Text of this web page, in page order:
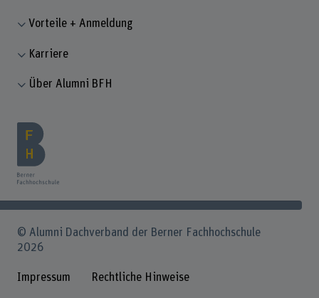
Vorteile + Anmeldung
Karriere
Über Alumni BFH
© Alumni Dachverband der Berner Fachhochschule
2026
Impressum Rechtliche Hinweise